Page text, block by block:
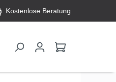
Kostenlose Beratung